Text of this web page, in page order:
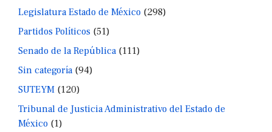
Legislatura Estado de México (298)
Partidos Políticos (51)
Senado de la República(111)
Sin categoría(94)
SUTEYM (120)
Tribunal de Justicia Administrativo del Estado de
México (1)